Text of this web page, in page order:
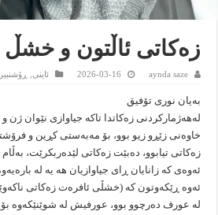
زەکاتی ئاڵتون و خشڵ
aynda saze
2026-03-16 ئاینى
بەیان نوری تۆفیق
لەهەژمارکردنى زەکاتدا تاکە جیاوازى نێوان ژن و
خاوەنى زێڕو زیو بوو، بۆ مەبەستی کڕین و
زەکاتى تیابوو، دەبێت زەکاتى لێدەربکرێت،
ئەوەى کە زانایان ڕاى جیاوازیان هه یە لە
ئەوە ڕێکەوتون کە (خشڵى ئافرەت زەکاتى
لە عورف دەرچوو بوو، عورفیش لە شوێنێکەوە